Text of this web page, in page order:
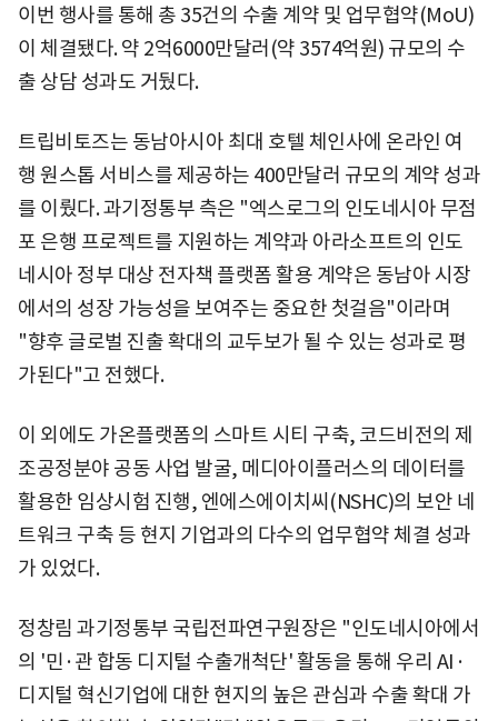
이번 행사를 통해 총 35건의 수출 계약 및 업무협약(MoU)
이 체결됐다. 약 2억6000만달러(약 3574억원) 규모의 수
출 상담 성과도 거뒀다.
트립비토즈는 동남아시아 최대 호텔 체인사에 온라인 여
행 원스톱 서비스를 제공하는 400만달러 규모의 계약 성과
를 이뤘다. 과기정통부 측은 "엑스로그의 인도네시아 무점
포 은행 프로젝트를 지원하는 계약과 아라소프트의 인도
네시아 정부 대상 전자책 플랫폼 활용 계약은 동남아 시장
에서의 성장 가능성을 보여주는 중요한 첫걸음"이라며
"향후 글로벌 진출 확대의 교두보가 될 수 있는 성과로 평
가된다"고 전했다.
이 외에도 가온플랫폼의 스마트 시티 구축, 코드비전의 제
조공정분야 공동 사업 발굴, 메디아이플러스의 데이터를
활용한 임상시험 진행, 엔에스에이치씨(NSHC)의 보안 네
트워크 구축 등 현지 기업과의 다수의 업무협약 체결 성과
가 있었다.
정창림 과기정통부 국립전파연구원장은 "인도네시아에서
의 '민·관 합동 디지털 수출개척단' 활동을 통해 우리 AI·
디지털 혁신기업에 대한 현지의 높은 관심과 수출 확대 가